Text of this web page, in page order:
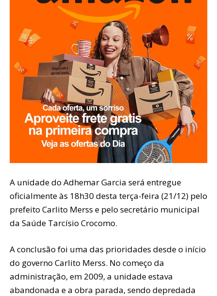
A unidade do Adhemar Garcia será entregue
oficialmente às 18h30 desta terça-feira (21/12) pelo
prefeito Carlito Merss e pelo secretário municipal
da Saúde Tarcísio Crocomo.
A conclusão foi uma das prioridades desde o início
do governo Carlito Merss. No começo da
administração, em 2009, a unidade estava
abandonada e a obra parada, sendo depredada